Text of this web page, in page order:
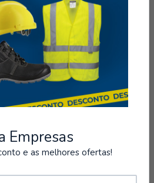
Armazém
Empresas
e as melhores ofertas!